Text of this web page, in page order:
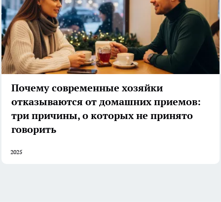
Почему современные хозяйки
отказываются от домашних приемов:
три причины, о которых не принято
говорить
2025